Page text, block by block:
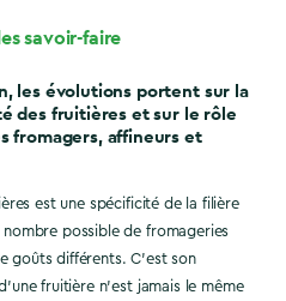
savoir-faire
les évolutions portent sur la
des fruitières et sur le rôle
fromagers, affineurs et
est une spécificité de la filière
possible de fromageries
goûts différents. C’est son
fruitière n’est jamais le même